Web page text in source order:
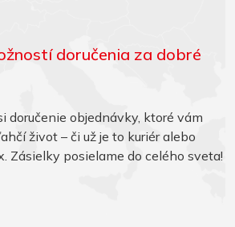
doručenia za dobré
doručenie objednávky, ktoré vám
život – či už je to kuriér alebo
Zásielky posielame do celého sveta!